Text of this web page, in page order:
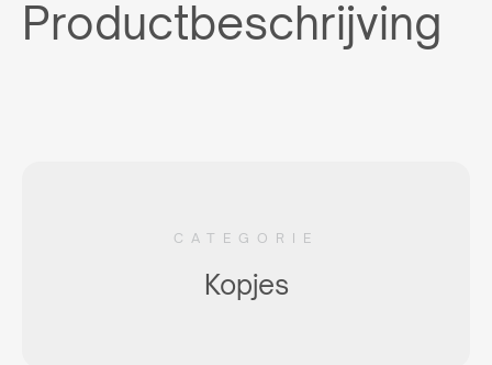
Productbeschrijving
CATEGORIE
Kopjes